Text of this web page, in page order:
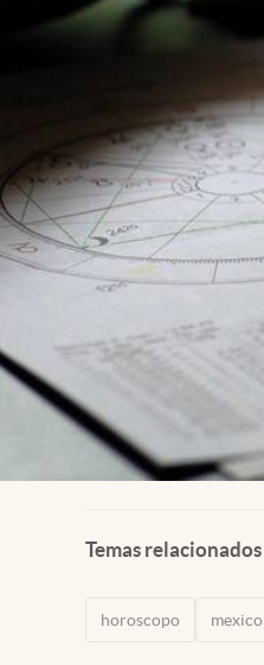
Temas relacionados
horoscopo mexico